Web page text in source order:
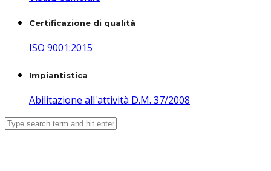
Certificazione di qualità
ISO 9001:2015
Impiantistica
Abilitazione all'attività D.M. 37/2008